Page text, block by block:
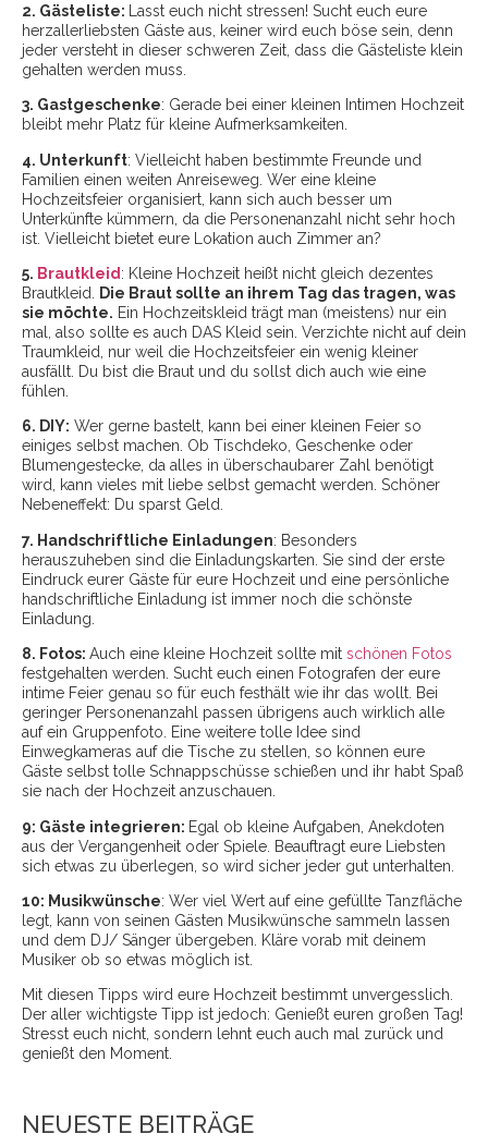
2. Gästeliste:
Lasst euch nicht stressen! Sucht euch eure
herzallerliebsten Gäste aus, keiner wird euch böse sein, denn
jeder versteht in dieser schweren Zeit, dass die Gästeliste klein
gehalten werden muss.
3. Gastgeschenke: Gerade bei einer kleinen Intimen Hochzeit
bleibt mehr Platz für kleine Aufmerksamkeiten.
4. Unterkunft: Vielleicht haben bestimmte Freunde und
Familien einen weiten Anreiseweg. Wer eine kleine
Hochzeitsfeier organisiert, kann sich auch besser um
Unterkünfte kümmern, da die Personenanzahl nicht sehr hoch
ist. Vielleicht bietet eure Lokation auch Zimmer an?
5. Brautkleid : Kleine Hochzeit heißt nicht gleich dezentes
Brautkleid.
Die Braut sollte an ihrem Tag das tragen, was
sie möchte. Ein Hochzeitskleid trägt man (meistens) nur ein
mal, also sollte es auch DAS Kleid sein. Verzichte nicht auf dein
Traumkleid, nur weil die Hochzeitsfeier ein wenig kleiner
ausfällt. Du bist die Braut und du sollst dich auch wie eine
fühlen.
6. DIY: Wer gerne bastelt, kann bei einer kleinen Feier so
einiges selbst machen. Ob Tischdeko, Geschenke oder
Blumengestecke, da alles in überschaubarer Zahl benötigt
wird, kann vieles mit liebe selbst gemacht werden. Schöner
Nebeneffekt: Du sparst Geld.
7. Handschriftliche Einladungen: Besonders
herauszuheben sind die Einladungskarten. Sie sind der erste
Eindruck eurer Gäste für eure Hochzeit und eine persönliche
handschriftliche Einladung ist immer noch die schönste
Einladung.
8. Fotos: Auch eine kleine Hochzeit sollte mit schönen Fotos
festgehalten werden. Sucht euch einen Fotografen der eure
intime Feier genau so für euch festhält wie ihr das wollt. Bei
geringer Personenanzahl passen übrigens auch wirklich alle
auf ein Gruppenfoto. Eine weitere tolle Idee sind
Einwegkameras auf die Tische zu stellen, so können eure
Gäste selbst tolle Schnappschüsse schießen und ihr habt Spaß
sie nach der Hochzeit anzuschauen.
9: Gäste integrieren: Egal ob kleine Aufgaben, Anekdoten
aus der Vergangenheit oder Spiele. Beauftragt eure Liebsten
sich etwas zu überlegen, so wird sicher jeder gut unterhalten.
10: Musikwünsche: Wer viel Wert auf eine gefüllte Tanzfläche
legt, kann von seinen Gästen Musikwünsche sammeln lassen
und dem DJ/ Sänger übergeben. Kläre vorab mit deinem
Musiker ob so etwas möglich ist.
Mit diesen Tipps wird eure Hochzeit bestimmt unvergesslich.
Der aller wichtigste Tipp ist jedoch: Genießt euren großen Tag!
Stresst euch nicht, sondern lehnt euch auch mal zurück und
genießt den Moment.
NEUESTE BEITRÄGE